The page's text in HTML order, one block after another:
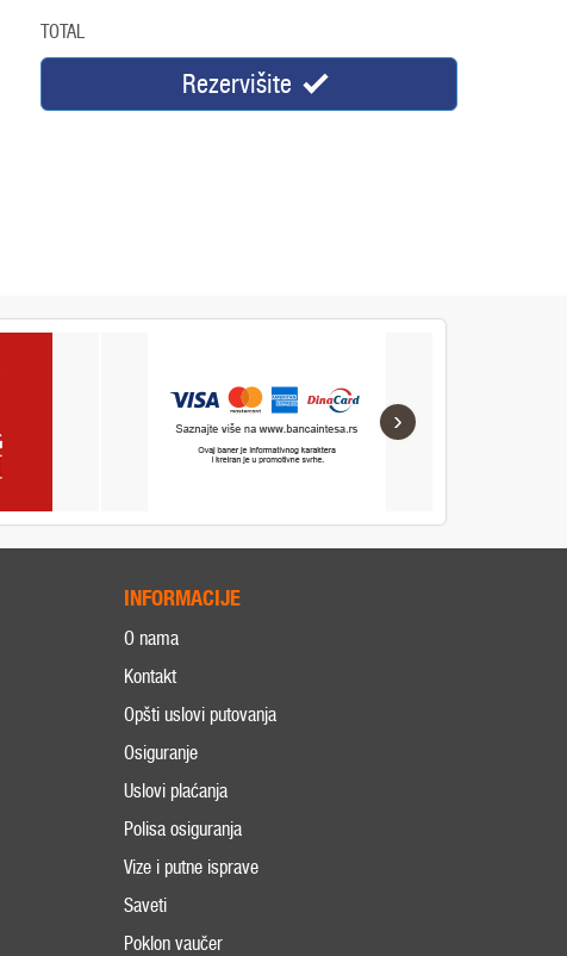
TOTAL
Rezervišite
›
INFORMACIJE
O nama
Kontakt
Opšti uslovi putovanja
Osiguranje
Uslovi plaćanja
Polisa osiguranja
Vize i putne isprave
Saveti
Poklon vaučer